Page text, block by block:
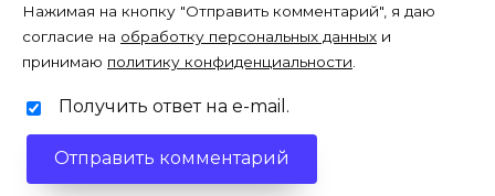
Нажимая на кнопку "Отправить комментарий", я даю
согласие на обработку персональных данных и
принимаю политику конфиденциальности
Получить ответ на e-mail.